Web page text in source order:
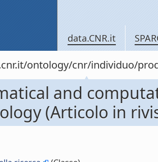
data.CNR.it
ontology/cnr/individuo/
and
(Articolo in